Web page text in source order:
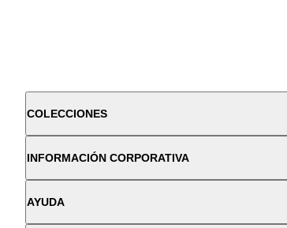
COLECCIONES
INFORMACIÓN CORPORATIVA
AYUDA